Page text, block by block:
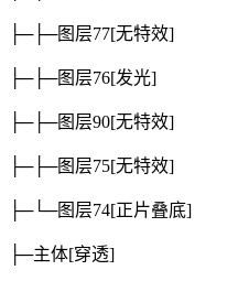
├─├─图层77[无特效]
├─├─图层76[发光]
├─├─图层90[无特效]
├─├─图层75[无特效]
├─└─图层74[正片叠底]
├─主体[穿透]